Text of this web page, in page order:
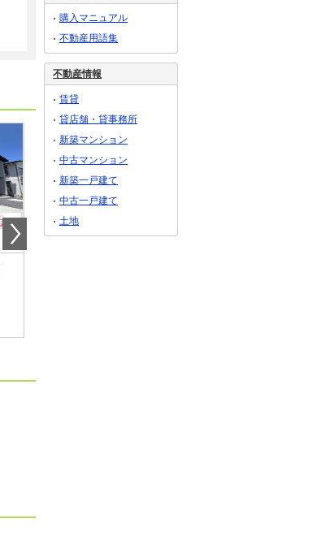
3,198万円
購入マニュアル
不動産用語集
不動産情報
賃貸
貸店舗・貸事務所
新築マンション
中古マンション
新築一戸建て
中古一戸建て
土地